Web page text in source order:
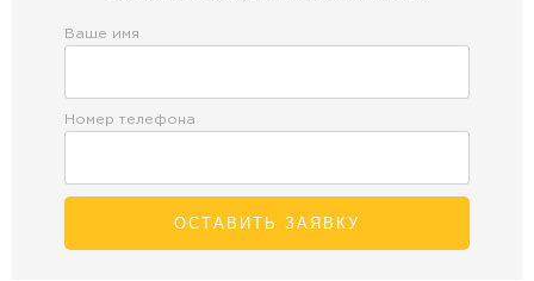
Ваше имя
Номер телефона
ОСТАВИТЬ ЗАЯВКУ